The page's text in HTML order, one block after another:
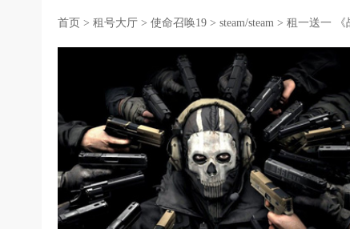
首页 > 租号大厅 > 使命召唤19 > steam/steam > 租一送一